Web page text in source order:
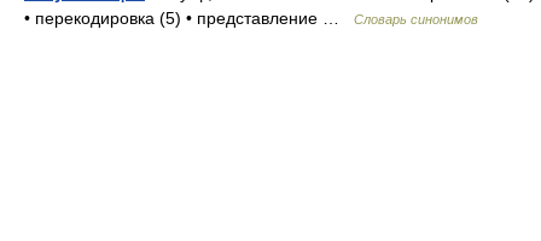
• перекодировка (5) • представление …
Словарь синонимов